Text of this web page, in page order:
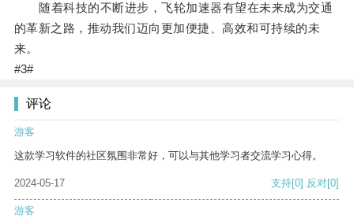
随着科技的不断进步，飞轮加速器有望在未来成为交通
的革新之路，推动我们迈向更加便捷、高效和可持续的未
来。
#3#
评论
游客
这款学习软件的社区氛围非常好，可以与其他学习者交流学习心得。
2024-05-17 支持[0] 反对[0]
游客